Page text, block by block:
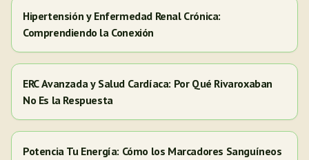
Hipertensión y Enfermedad Renal Crónica:
Comprendiendo la Conexión
ERC Avanzada y Salud Cardíaca: Por Qué Rivaroxaban
No Es la Respuesta
Potencia Tu Energía: Cómo los Marcadores Sanguíneos